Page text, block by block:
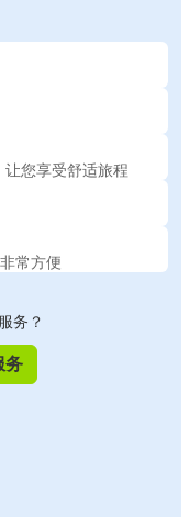
您享受舒适旅程
常方便
务？
务